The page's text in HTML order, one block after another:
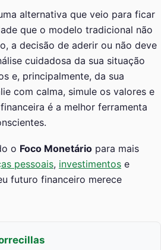
alternativa que veio para ficar
que o modelo tradicional não
a decisão de aderir ou não deve
cuidadosa da sua situação
e, principalmente, da sua
com calma, simule os valores e
é a melhor ferramenta
o Foco Monetário para mais
pessoais, investimentos e
futuro financeiro merece